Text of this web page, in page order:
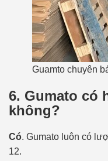
Guamto chuyên
6. Gumato có
không?
Có. Gumato luôn có
12.